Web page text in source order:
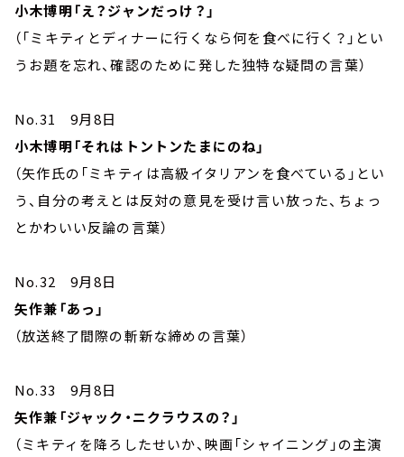
小木博明「え？ジャンだっけ？」
（「ミキティとディナーに行くなら何を食べに行く？」とい
うお題を忘れ、確認のために発した独特な疑問の言葉）
No.31 9月8日
小木博明「それはトントンたまにのね」
（矢作氏の「ミキティは高級イタリアンを食べている」とい
う、自分の考えとは反対の意見を受け言い放った、ちょっ
とかわいい反論の言葉）
No.32 9月8日
矢作兼「あっ」
（放送終了間際の斬新な締めの言葉）
No.33 9月8日
矢作兼「ジャック・ニクラウスの？」
（ミキティを降ろしたせいか、映画「シャイニング」の主演